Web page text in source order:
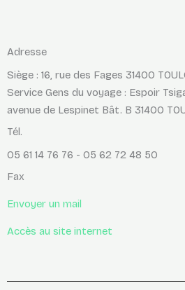
Adresse
Siège : 16, rue des Fages 31400
Service Gens du voyage : Espoir
avenue de Lespinet Bât. B 31400
Tél.
05 61 14 76 76 - 05 62 72 48 50
Fax
Envoyer un mail
Accès au site internet